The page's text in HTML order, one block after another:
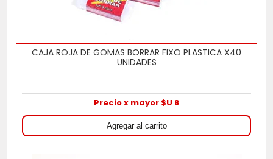
CAJA ROJA DE GOMAS BORRAR FIXO PLASTICA X40
UNIDADES
Precio x mayor $U 8